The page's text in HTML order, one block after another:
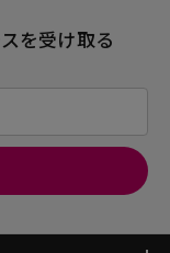
を受け取る